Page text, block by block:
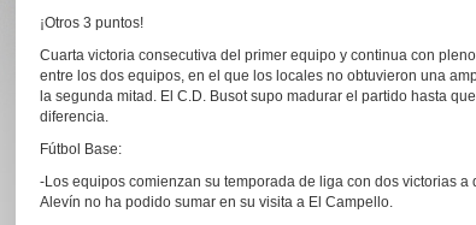
¡Otros 3 puntos!
Cuarta victoria consecutiva del primer equipo y continua con
entre los dos equipos, en el que los locales no obtuvieron una
la segunda mitad. El C.D. Busot supo madurar el partido hasta
diferencia.
Fútbol Base:
-Los equipos comienzan su temporada de liga con dos victorias a
Alevín no ha podido sumar en su visita a El Campello.